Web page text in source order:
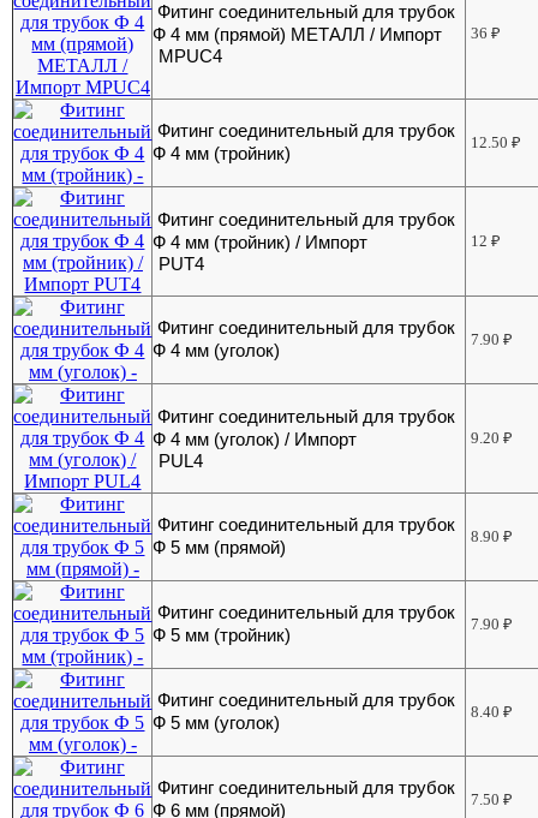
Фитинг соединительный для трубок
Ф 4 мм (прямой) МЕТАЛЛ / Импорт
MPUC4
36₽
Фитинг соединительный для трубок
Ф 4 мм (тройник)
12.50₽
Фитинг соединительный для трубок
Ф 4 мм (тройник) / Импорт
PUT4
12₽
Фитинг соединительный для трубок
Ф 4 мм (уголок)
7.90₽
Фитинг соединительный для трубок
Ф 4 мм (уголок) / Импорт
PUL4
9.20₽
Фитинг соединительный для трубок
Ф 5 мм (прямой)
8.90₽
Фитинг соединительный для трубок
Ф 5 мм (тройник)
7.90₽
Фитинг соединительный для трубок
Ф 5 мм (уголок)
8.40₽
Фитинг соединительный для трубок
Ф 6 мм (прямой)
7.50₽